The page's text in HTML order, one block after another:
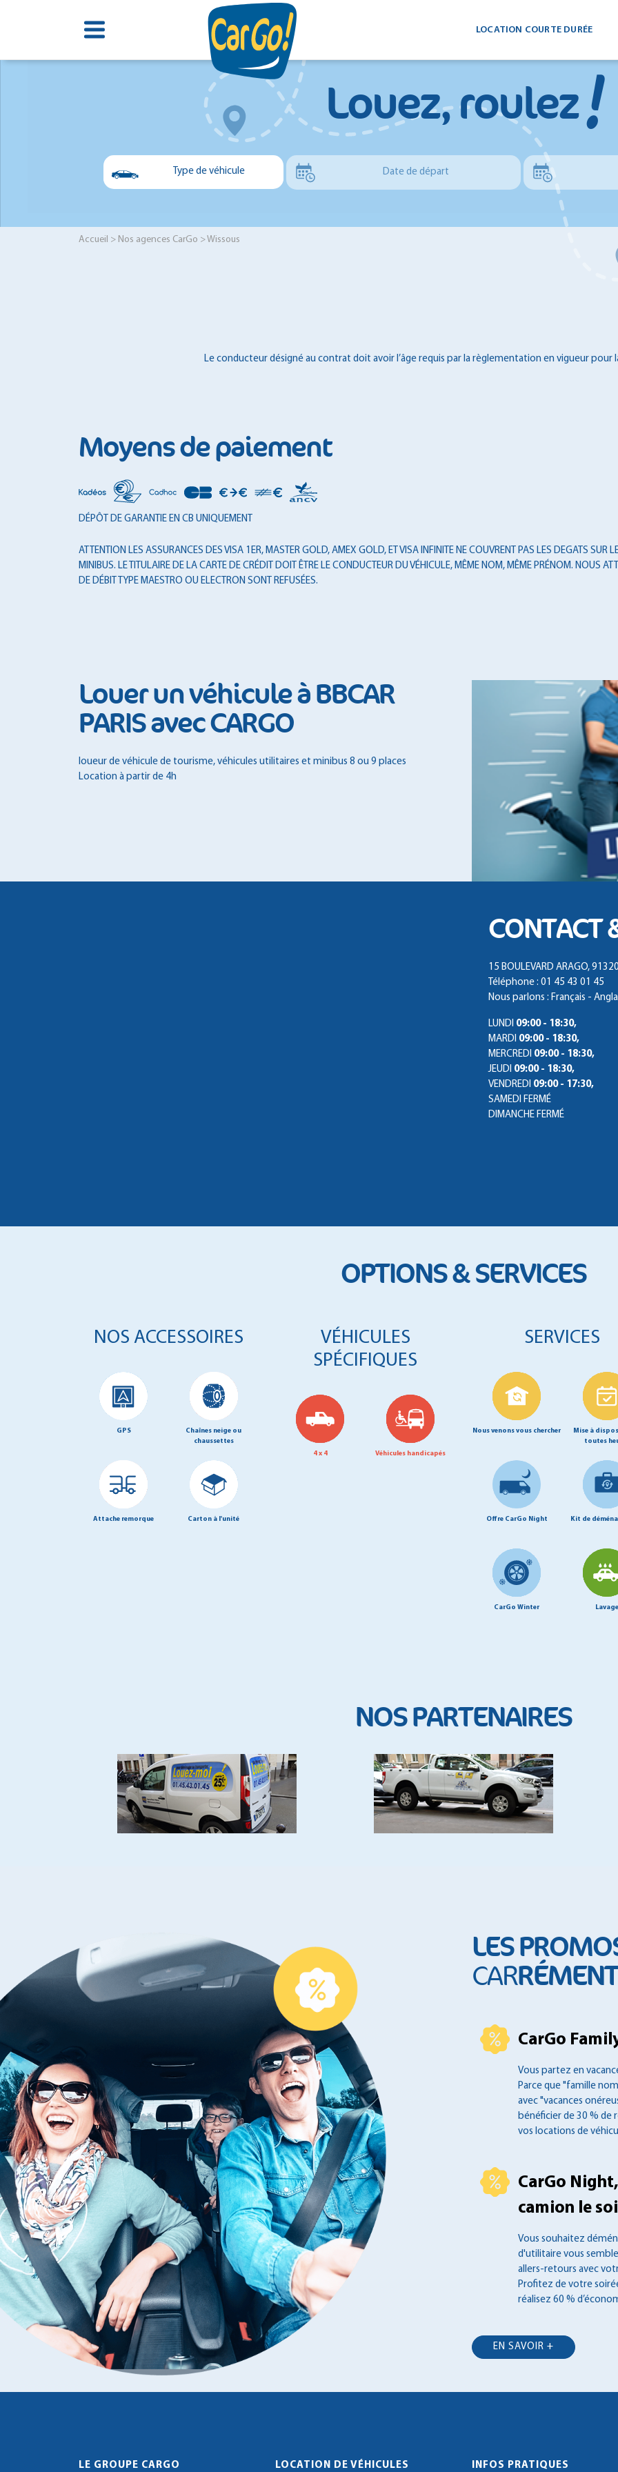
LOCATION COURTE DURÉE
Louez, roulez!
Type de véhicule Date de départ
Accueil > Nos agences CarGo > Wissous
Le conducteur désigné au contrat doit avoir l’âge requis par la règlementation en vigueur pour
Moyens de paiement
DÉPÔT DE GARANTIE EN CB UNIQUEMENT
ATTENTION LES ASSURANCES DES VISA 1ER, MASTER GOLD, AMEX GOLD, ET VISA INFINITE NE COUVRENT PAS LES DEGATS SUR
MINIBUS. LE TITULAIRE DE LA CARTE DE CRÉDIT DOIT ÊTRE LE CONDUCTEUR DU VÉHICULE, MÊME NOM, MÊME PRÉNOM. NOUS
DE DÉBIT TYPE MAESTRO OU ELECTRON SONT REFUSÉES.
Louer un véhicule à BBCAR
PARIS avec CARGO
loueur de véhicule de tourisme, véhicules utilitaires et minibus 8 ou 9 places
Location à partir de 4h
CONTACT
15 BOULEVARD ARAGO,
Téléphone : 01 45 43 01 45
Nous parlons : Français -
LUNDI 09:00 - 18:30,
MARDI 09:00 - 18:30,
MERCREDI 09:00 - 18:30,
JEUDI 09:00 - 18:30,
VENDREDI 09:00 - 17:30,
SAMEDI FERMÉ
DIMANCHE FERMÉ
OPTIONS & SERVICES
NOS ACCESSOIRES
GPS
Chaînes neige ou
chaussettes
Attache remorque Carton à l'unité
VÉHICULES
SPÉCIFIQUES
4 x 4 Véhicules handicapés
SERVICES
Nous venons vous chercher
Mise à
toutes
Offre CarGo Night Kit de
CarGo Winter Lavage
NOS PARTENAIRES
LES
CAR
CarGo
Vous partez en
Parce que "famille
avec "vacances
bénéficier de 30 % de
vos locations de
CarGo
camion le
Vous souhaitez
d'utilitaire vous
allers-retours avec
Profitez de votre
réalisez 60 %
EN SAVOIR +
LE GROUPE CARGO LOCATION DE VÉHICULES INFOS PRATIQUES